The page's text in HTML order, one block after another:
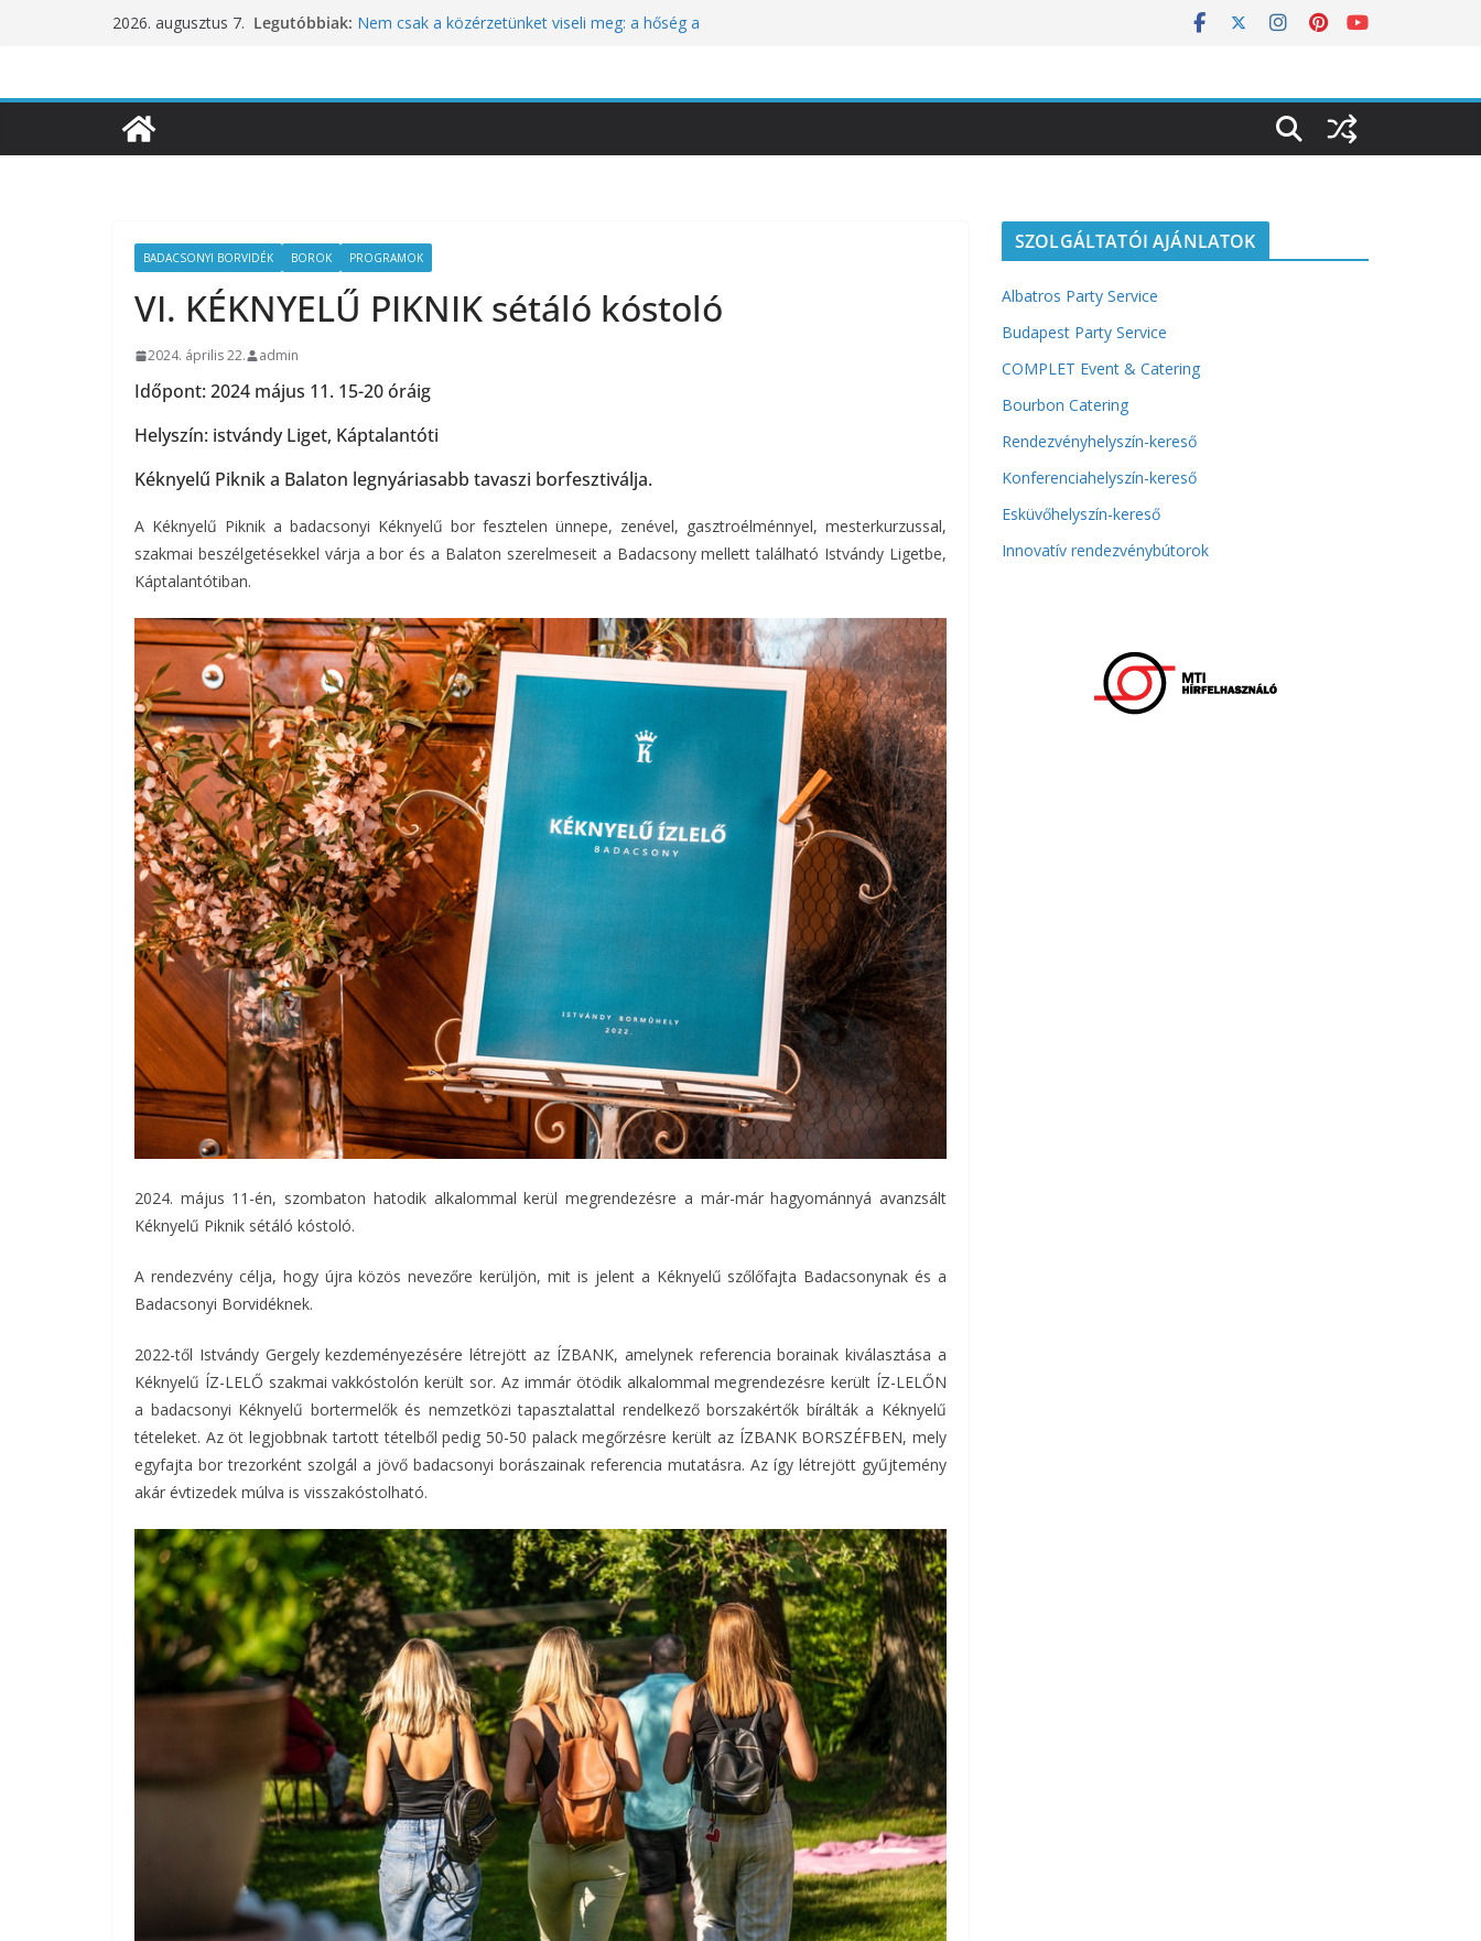
2026. augusztus 7. Legutóbbiak: Nem csak a közérzetünket viseli meg: a hőség a
Déli Part Gasztronómiai Sajtóesemény
BADACSONYI BORVIDÉK BOROK PROGRAMOK
VI. KÉKNYELŰ PIKNIK sétáló kóstoló
2024. április 22. admin
Időpont: 2024 május 11. 15-20 óráig
Helyszín: istvándy Liget, Káptalantóti
Kéknyelű Piknik a Balaton legnyáriasabb tavaszi borfesztiválja.
A Kéknyelű Piknik a badacsonyi Kéknyelű bor fesztelen ünnepe, zenével, gasztroélménnyel, mesterkurzussal,
szakmai beszélgetésekkel várja a bor és a Balaton szerelmeseit a Badacsony mellett található Istvándy Ligetbe,
Káptalantótiban.
2024. május 11-én, szombaton hatodik alkalommal kerül megrendezésre a már-már hagyománnyá avanzsált
Kéknyelű Piknik sétáló kóstoló.
A rendezvény célja, hogy újra közös nevezőre kerüljön, mit is jelent a Kéknyelű szőlőfajta Badacsonynak és a
Badacsonyi Borvidéknek.
2022-től Istvándy Gergely kezdeményezésére létrejött az ÍZBANK, amelynek referencia borainak kiválasztása a
Kéknyelű ÍZ-LELŐ szakmai vakkóstolón került sor. Az immár ötödik alkalommal megrendezésre került ÍZ-LELŐN
a badacsonyi Kéknyelű bortermelők és nemzetközi tapasztalattal rendelkező borszakértők bírálták a Kéknyelű
tételeket. Az öt legjobbnak tartott tételből pedig 50-50 palack megőrzésre került az ÍZBANK BORSZÉFBEN, mely
egyfajta bor trezorként szolgál a jövő badacsonyi borászainak referencia mutatásra. Az így létrejött gyűjtemény
akár évtizedek múlva is visszakóstolható.
SZOLGÁLTATÓI AJÁNLATOK
Albatros Party Service
Budapest Party Service
COMPLET Event & Catering
Bourbon Catering
Rendezvényhelyszín-kereső
Konferenciahelyszín-kereső
Esküvőhelyszín-kereső
Innovatív rendezvénybútorok